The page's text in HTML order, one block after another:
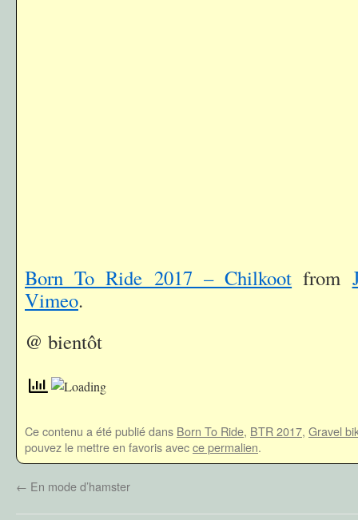
Born To Ride 2017 – Chilkoot from
Vimeo.
@ bientôt
Ce contenu a été publié dans Born To Ride, BTR 2017, Gravel
pouvez le mettre en favoris avecce permalien.
← En mode d’hamster